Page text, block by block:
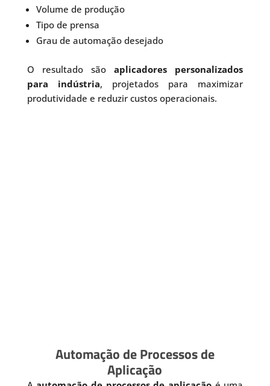
Volume de produção
Tipo de prensa
Grau de automação desejado
O resultado sãoaplicadores personalizados
para indústria, projetados para maximizar
produtividade e reduzir custos operacionais.
Automação de Processos de
Aplicação